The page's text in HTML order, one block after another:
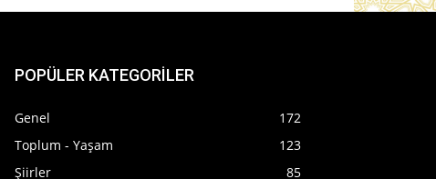
POPÜLER KATEGORİLER
Genel
172
Toplum - Yaşam
123
Şiirler
85